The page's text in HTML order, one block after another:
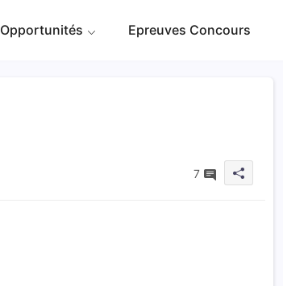
Opportunités Epreuves Concours
7